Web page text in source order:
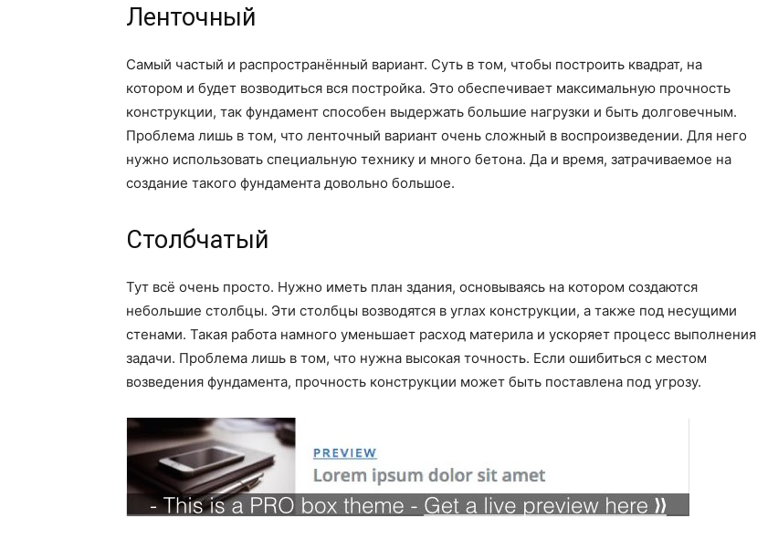
Ленточный
Самый частый и распространённый вариант. Суть в том, чтобы построить квадрат, на
котором и будет возводиться вся постройка. Это обеспечивает максимальную прочность
конструкции, так фундамент способен выдержать большие нагрузки и быть долговечным.
Проблема лишь в том, что ленточный вариант очень сложный в воспроизведении. Для него
нужно использовать специальную технику и много бетона. Да и время, затрачиваемое на
создание такого фундамента довольно большое.
Столбчатый
Тут всё очень просто. Нужно иметь план здания, основываясь на котором создаются
небольшие столбцы. Эти столбцы возводятся в углах конструкции, а также под несущими
стенами. Такая работа намного уменьшает расход материла и ускоряет процесс выполнения
задачи. Проблема лишь в том, что нужна высокая точность. Если ошибиться с местом
возведения фундамента, прочность конструкции может быть поставлена под угрозу.